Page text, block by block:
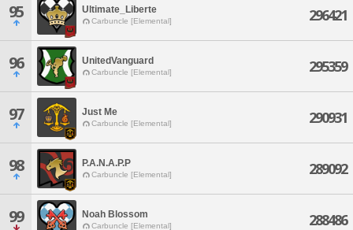
95 Ultimate_Liberte
Carbuncle [Elemental] 296421
96 UnitedVanguard
Carbuncle [Elemental] 295359
97 Just Me
Carbuncle [Elemental] 290931
98 P.A.N.A.P.P
Carbuncle [Elemental] 289092
99 Noah Blossom
Carbuncle [Elemental] 288486